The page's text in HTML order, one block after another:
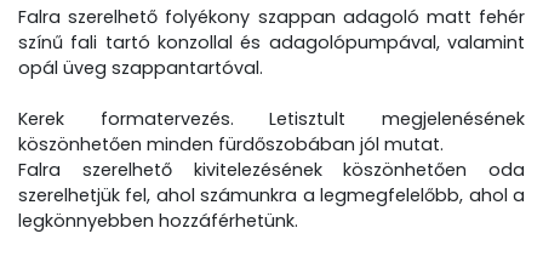
Falra szerelhető folyékony szappan adagoló matt fehér
színű fali tartó konzollal és adagolópumpával, valamint
opál üveg szappantartóval.
Kerek formatervezés. Letisztult megjelenésének
köszönhetően minden fürdőszobában jól mutat.
Falra szerelhető kivitelezésének köszönhetően oda
szerelhetjük fel, ahol számunkra a legmegfelelőbb, ahol a
legkönnyebben hozzáférhetünk.